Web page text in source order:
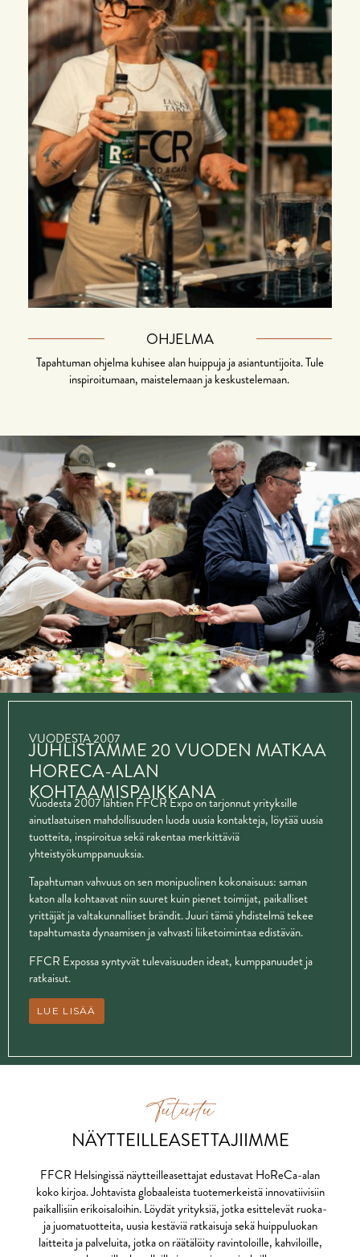
OHJELMA
Tapahtuman ohjelma kuhisee alan huippuja ja asiantuntijoita. Tule
inspiroitumaan, maistelemaan ja keskustelemaan.
VUODESTA 2007
JUHLISTAMME 20 VUODEN MATKAA
HORECA-ALAN
KOHTAAMISPAIKKANA
Vuodesta 2007 lähtien FFCR Expo on tarjonnut yrityksille
ainutlaatuisen mahdollisuuden luoda uusia kontakteja, löytää uusia
tuotteita, inspiroitua sekä rakentaa merkittäviä
yhteistyökumppanuuksia.
Tapahtuman vahvuus on sen monipuolinen kokonaisuus: saman
katon alla kohtaavat niin suuret kuin pienet toimijat, paikalliset
yrittäjät ja valtakunnalliset brändit. Juuri tämä yhdistelmä tekee
tapahtumasta dynaamisen ja vahvasti liiketoimintaa edistävän.
FFCR Expossa syntyvät tulevaisuuden ideat, kumppanuudet ja
ratkaisut.
LUE LISÄÄ
Tutustu
NÄYTTEILLEASETTAJIIMME
FFCR Helsingissä näytteilleasettajat edustavat HoReCa-alan
koko kirjoa. Johtavista globaaleista tuotemerkeistä innovatiivisiin
paikallisiin erikoisaloihin. Löydät yrityksiä, jotka esittelevät ruoka-
ja juomatuotteita, uusia kestäviä ratkaisuja sekä huippuluokan
laitteita ja palveluita, jotka on räätälöity ravintoloille, kahviloille,